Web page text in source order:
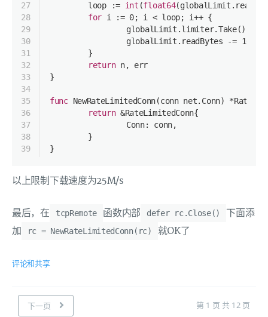
27
28
29
30
31
32
33
34
35
36
37
38
39
	loop :=
int (float64
for i := 0; i < loop; i++ {
		globalLimit.limiter.Take()
		globalLimit.readBytes -=
1024
	}
return n, err
}
func NewRateLimitedConn(conn net.Conn) *
return &RateLimitedConn{
		Conn: conn,
	}
}
以上限制下载速度为25M/s
最后，在 tcpRemote 函数内部 defer rc.Close()
下面添
加
rc = NewRateLimitedConn(rc) 就OK了
评论和共享
下一页 第 1 页 共 12 页